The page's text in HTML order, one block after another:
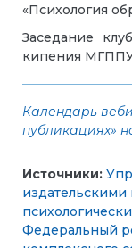
«Психология
Заседание
кипения
Календарь
публикациях»
Источники:
издательскими
Федеральный